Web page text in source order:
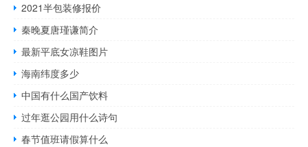
2021半包装修报价
秦晚夏唐瑾谦简介
最新平底女凉鞋图片
海南纬度多少
中国有什么国产饮料
过年逛公园用什么诗句
春节值班请假算什么